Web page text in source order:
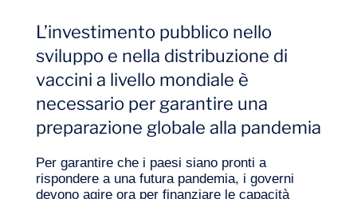
L’investimento pubblico nello
sviluppo e nella distribuzione di
vaccini a livello mondiale è
necessario per garantire una
preparazione globale alla pandemia
Per garantire che i paesi siano pronti a
rispondere a una futura pandemia, i governi
devono agire ora per finanziare le capacità